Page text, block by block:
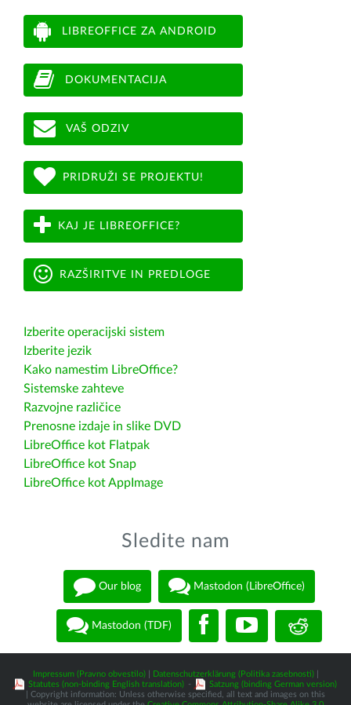
LIBREOFFICE ZA ANDROID
DOKUMENTACIJA
VAŠ ODZIV
PRIDRUŽI SE PROJEKTU!
KAJ JE LIBREOFFICE?
RAZŠIRITVE IN PREDLOGE
Izberite operacijski sistem
Izberite jezik
Kako namestim LibreOffice?
Sistemske zahteve
Razvojne različice
Prenosne izdaje in slike DVD
LibreOffice kot Flatpak
LibreOffice kot Snap
LibreOffice kot AppImage
Sledite nam
Our blog Mastodon (LibreOffice)
Mastodon (TDF)
Impressum (Pravno obvestilo)| Datenschutzerklärung (Politika zasebnosti)|
Statutes (non-binding English translation) -
Satzung (binding German version)
| Copyright information: Unless otherwise specified, all text and images on this